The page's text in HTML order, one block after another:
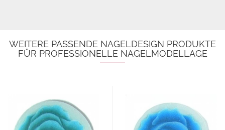
WEITERE PASSENDE NAGELDESIGN PRODUKTE
FÜR PROFESSIONELLE NAGELMODELLAGE